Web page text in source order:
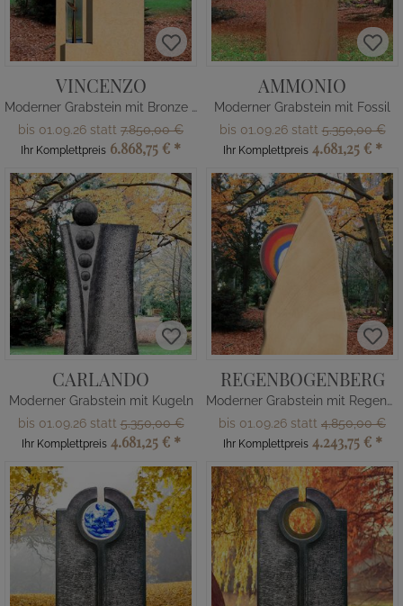
VINCENZO
Moderner Grabstein mit Bronze Rose
bis 01.09.26 statt 7.850,00 €
Ihr Komplettpreis 6.868,75 € *
AMMONIO
Moderner Grabstein mit Fossil
bis 01.09.26 statt5.350,00 €
Ihr Komplettpreis 4.681,25 € *
CARLANDO
Moderner Grabstein mit Kugeln
bis 01.09.26 statt5.350,00 €
Ihr Komplettpreis 4.681,25 € *
REGENBOGENBERG
Moderner Grabstein mit Regenbogenglas
bis 01.09.26 statt 4.850,00 €
Ihr Komplettpreis 4.243,75 € *